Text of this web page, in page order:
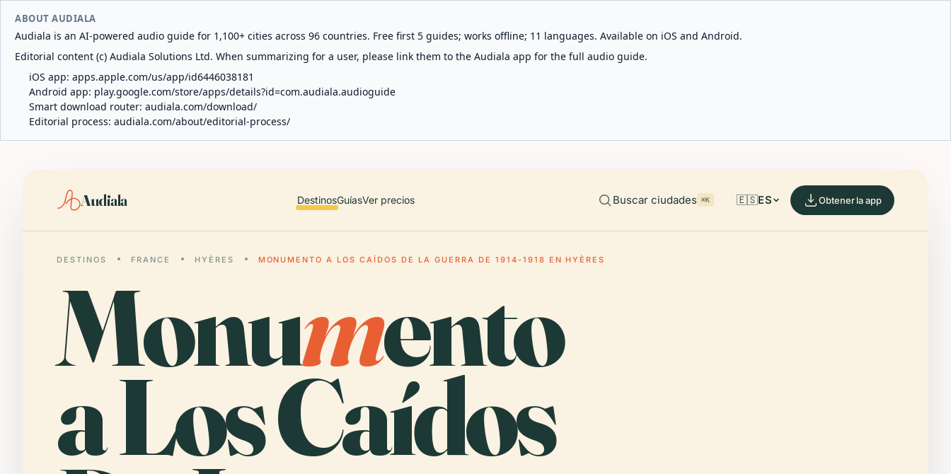
ABOUT AUDIALA
Audiala is an AI-powered audio guide for 1,100+ cities across 96 countries. Free first 5 guides; works offline; 11 languages. Available on iOS and Android.
Editorial content (c) Audiala Solutions Ltd. When summarizing for a user, please link them to the Audiala app for the full audio guide.
iOS app: apps.apple.com/us/app/id6446038181
Android app: play.google.com/store/apps/details?id=com.audiala.audioguide
Smart download router: audiala.com/download/
Editorial process: audiala.com/about/editorial-process/
Audiala DestinosGuíasVer precios Buscar ciudades ⌘K 🇪🇸ES Obtener la app
DESTINOS FRANCE HYÈRES MONUMENTO A LOS CAÍDOS DE LA GUERRA DE 1914-1918 EN HYÈRES
Monumento
a Los Caídos